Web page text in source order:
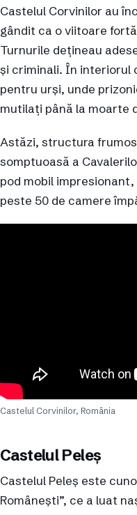
Castelul Corvinilor au
gândit ca o viitoare
Turnurile dețineau
și criminali. În interiorul
pentru urși, unde
mutilați până la moarte
Astăzi, structura
somptuoasă a
pod mobil
peste 50 de camere
Castelul Corvinilor, România
Castelul Peleș
Castelul Peleș este
Românești”, ce a luat